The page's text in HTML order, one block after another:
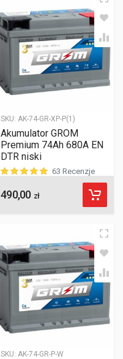
SKU: AK-74-GR-XP-P(1)
Akumulator GROM
Premium 74Ah 680A EN
DTR niski
ocen klientów
63 Recenzje
490,00 zł
SKU: AK-74-GR-P-W